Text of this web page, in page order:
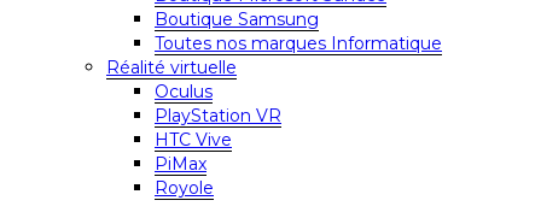
Boutique Samsung
Toutes nos marques Informatique
Réalité virtuelle
Oculus
PlayStation VR
HTC Vive
PiMax
Royole